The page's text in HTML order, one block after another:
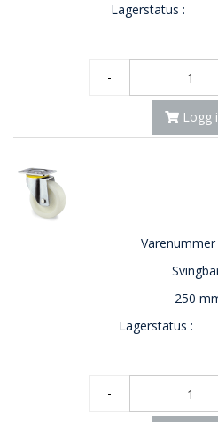
Lagerstatus :
-
Logg
Varenummer
250
Lagerstatus :
-